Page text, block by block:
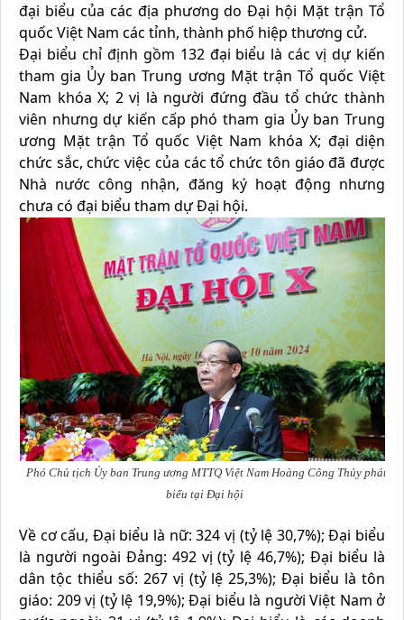
đại biểu của các địa phương do Đại hội Mặt trận Tổ
quốc Việt Nam các tỉnh, thành phố hiệp thương cử.
Đại biểu chỉ định gồm 132 đại biểu là các vị dự kiến
tham gia Ủy ban Trung ương Mặt trận Tổ quốc Việt
Nam khóa X; 2 vị là người đứng đầu tổ chức thành
viên nhưng dự kiến cấp phó tham gia Ủy ban Trung
ương Mặt trận Tổ quốc Việt Nam khóa X; đại diện
chức sắc, chức việc của các tổ chức tôn giáo đã được
Nhà nước công nhận, đăng ký hoạt động nhưng
chưa có đại biểu tham dự Đại hội.
Phó Chủ tịch Ủy ban Trung ương MTTQ Việt Nam Hoàng Công Thủy phát
biểu tại Đại hội
Về cơ cấu, Đại biểu là nữ: 324 vị (tỷ lệ 30,7%); Đại biểu
là người ngoài Đảng: 492 vị (tỷ lệ 46,7%); Đại biểu là
dân tộc thiểu số: 267 vị (tỷ lệ 25,3%); Đại biểu là tôn
giáo: 209 vị (tỷ lệ 19,9%); Đại biểu là người Việt Nam ở